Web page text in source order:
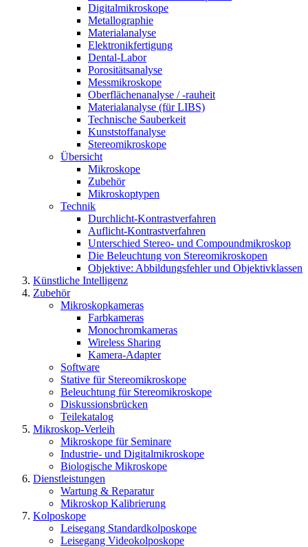
Digitalmikroskope
Metallographie
Materialanalyse
Elektronikfertigung
Dental-Labor
Porositätsanalyse
Messmikroskope
Oberflächenanalyse / -rauheit
Materialanalyse (für LIBS)
Technische Sauberkeit
Kunststoffanalyse
Stereomikroskope
Übersicht
Mikroskope
Zubehör
Mikroskoptypen
Technik
Durchlicht-Kontrastverfahren
Auflicht-Kontrastverfahren
Unterschied Stereo- und Compoundmikroskop
Die Beleuchtung von Stereomikroskopen
Objektive: Abbildungsfehler und Objektivklassen
Künstliche Intelligenz
Zubehör
Mikroskopkameras
Farbkameras
Monochromkameras
Wireless Sharing
Kamera-Adapter
Software
Stative für Stereomikroskope
Beleuchtung für Stereomikroskope
Diskussionsbrücken
Teilekatalog
Mikroskop-Verleih
Mikroskope für Seminare
Industrie- und Digitalmikroskope
Biologische Mikroskope
Dienstleistungen
Wartung & Reparatur
Mikroskop Kalibrierung
Kolposkope
Leisegang Standardkolposkope
Leisegang Videokolposkope